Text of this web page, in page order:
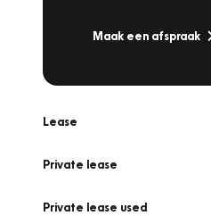
Maak een afspraak
Lease
Private lease
Private lease used